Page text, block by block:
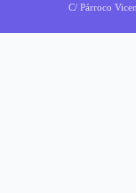
C/ Párroco